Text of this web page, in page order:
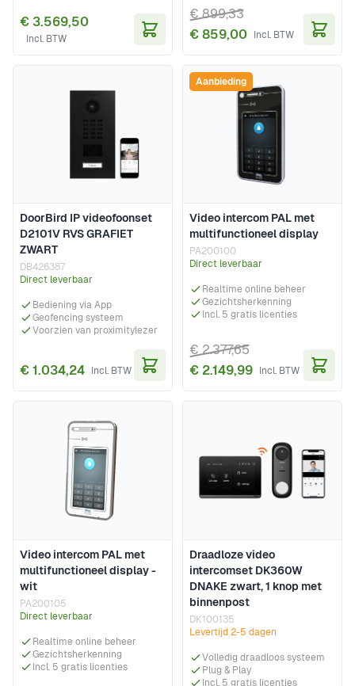
€ 3.569,50
€ 859,00
€ 899,33
DoorBird IP videofoonset
D2101V RVS GRAFIET
ZWART
DB426387
Direct leverbaar
Bediening via App
Geofencing systeem
Voorzien van proximitylezer
€ 1.034,24
Video intercom PAL met
multifunctioneel display
PA200100
Direct leverbaar
Realtime online beheer
Gezichtsherkenning
Incl. 5 gratis licenties
€ 2.149,99
€ 2.377,65
Aanbieding
Video intercom PAL met
multifunctioneel display -
wit
PA200105
Direct leverbaar
Realtime online beheer
Gezichtsherkenning
Incl. 5 gratis licenties
Draadloze video
intercomset DK360W
DNAKE zwart, 1 knop met
binnenpost
DK100135
Levertijd 2-5 dagen
Volledig draadloos systeem
Plug & Play
Incl. 5 gratis licenties